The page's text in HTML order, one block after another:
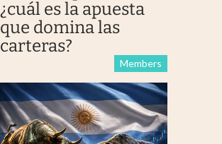
¿cuál es la apuesta
que domina las
carteras?
Members